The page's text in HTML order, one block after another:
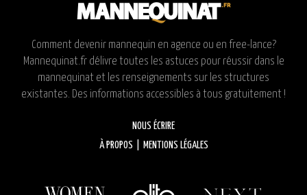
Comment devenir mannequin en agence ou en free-lance?
Mannequinat.fr délivre toutes les astuces pour réussir dans le
mannequinat et les renseignements sur les structures
existantes. Des informations accessibles à tous gratuitement !
NOUS ÉCRIRE
À PROPOS
MENTIONS LÉGALES